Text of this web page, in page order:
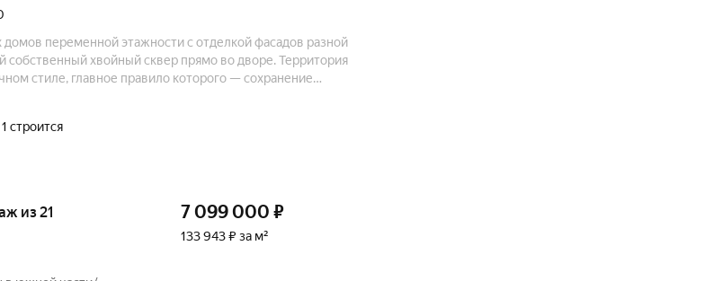
переменной этажности с отделкой фасадов разной
хвойный сквер прямо во дворе. Территория
стиле, главное правило которого — сохранение
1 строится
из 21 7 099 000 ₽
133 943 ₽ за м²